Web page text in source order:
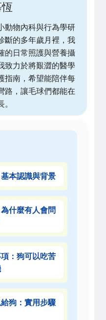
動物內科與行為學研
斷的多年歲月裡，我
的日常照護與營養攝
致力於將艱澀的醫學
指南，希望能陪伴每
路，讓毛球們都能在
本認識與背景
什麼有人會問
：狗可以吃苦
狗：實用步驟